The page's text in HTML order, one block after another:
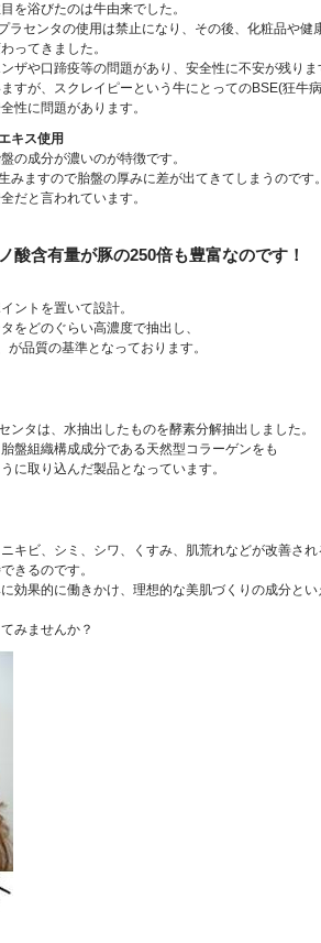
を浴びたのは牛由来でした。
ラセンタの使用は禁止になり、その後、化粧品や健
ってきました。
ザや口蹄疫等の問題があり、安全性に不安が残りま
すが、スクレイピーという牛にとってのBSE(狂牛
性に問題があります。
キス使用
の成分が濃いのが特徴です。
ますので胎盤の厚みに差が出てきてしまうのです。
だと言われています。
酸含有量が豚の250倍も豊富なのです！
ントを置いて設計。
をどのぐらい高濃度で抽出し、
品質の基準となっております。
ンタは、水抽出したものを酵素分解抽出しました。
盤組織構成成分である天然型コラーゲンをも
に取り込んだ製品となっています。
キビ、シミ、シワ、くすみ、肌荒れなどが改善され
きるのです。
効果的に働きかけ、理想的な美肌づくりの成分とい
みませんか？